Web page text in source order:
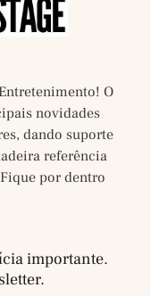
O
novidades
dando suporte
referência
por dentro
importante.